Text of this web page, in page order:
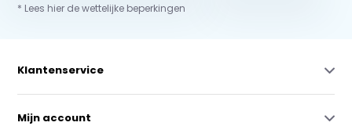
* Lees hier de wettelijke beperkingen
Klantenservice
Mijn account